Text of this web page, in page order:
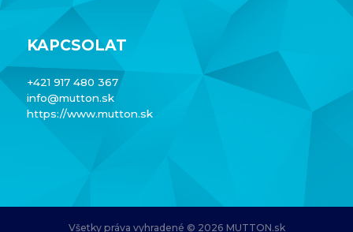
KAPCSOLAT
+421 917 480 367
info@mutton.sk
https://www.mutton.sk
Všetky práva vyhradené © 2026 MUTTON.sk